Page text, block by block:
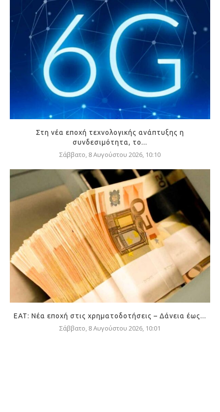
Στη νέα εποχή τεχνολογικής ανάπτυξης η
συνδεσιμότητα, το...
Σάββατο, 8 Αυγούστου 2026, 10:10
ΕΑΤ: Νέα εποχή στις χρηματοδοτήσεις – Δάνεια έως...
Σάββατο, 8 Αυγούστου 2026, 10:01